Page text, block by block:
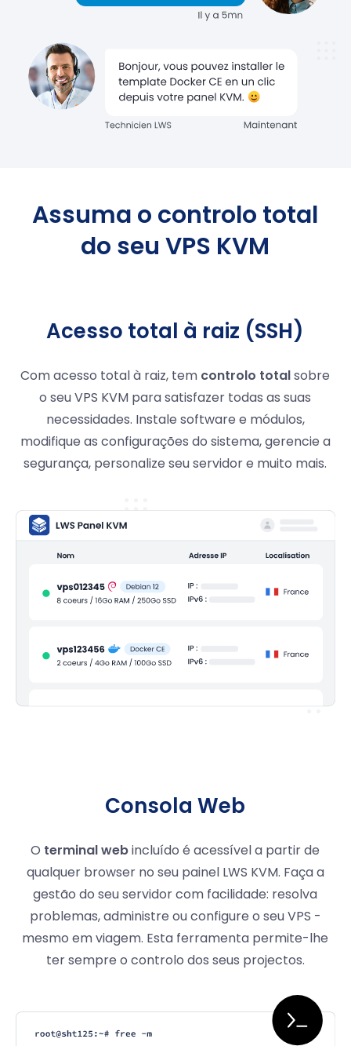
Assuma o controlo total
do seu VPS KVM
Acesso total à raiz (SSH)
Com acesso total à raiz, tem controlo totalsobre
o seu VPS KVM para satisfazer todas as suas
necessidades. Instale software e módulos,
modifique as configurações do sistema, gerencie a
segurança, personalize seu servidor e muito mais.
Consola Web
O terminal webincluído é acessível a partir de
qualquer browser no seu painel LWS KVM. Faça a
gestão do seu servidor com facilidade: resolva
problemas, administre ou configure o seu VPS -
mesmo em viagem. Esta ferramenta permite-lhe
ter sempre o controlo dos seus projectos.